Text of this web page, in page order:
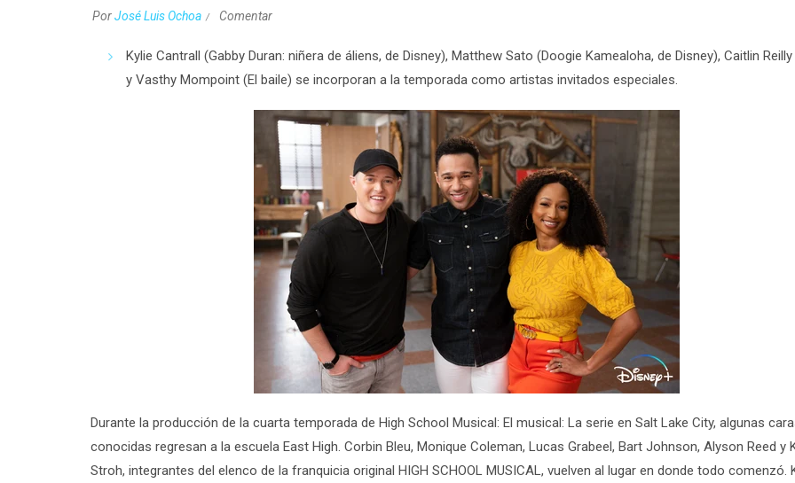
PorJosé Luis Ochoa Comentar
Kylie Cantrall (Gabby Duran: niñera de áliens, de Disney), Matthew Sato (Doogie Kamealoha, de Disney), Caitlin
y Vasthy Mompoint (El baile) se incorporan a la temporada como artistas invitados especiales.
Durante la producción de la cuarta temporada de High School Musical: El musical: La serie en Salt Lake City, algunas
conocidas regresan a la escuela East High. Corbin Bleu, Monique Coleman, Lucas Grabeel, Bart Johnson, Alyson Reed y
Stroh, integrantes del elenco de la franquicia original HIGH SCHOOL MUSICAL, vuelven al lugar en donde todo comenzó.